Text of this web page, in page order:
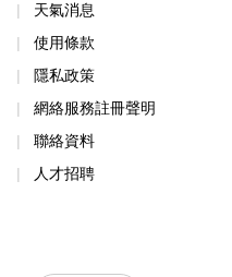
天氣消息
使用條款
隱私政策
網絡服務註冊聲明
聯絡資料
人才招聘